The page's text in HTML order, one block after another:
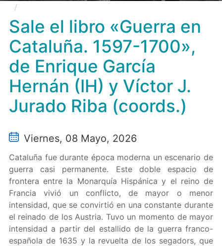
Enrique García Hernán (IH) y Víctor J. Jurado Riba
(coords.)
Sale el libro «Guerra en
Cataluña. 1597-1700»,
de Enrique García
Hernán (IH) y Víctor J.
Jurado Riba (coords.)
Viernes, 08 Mayo, 2026
Cataluña fue durante época moderna un escenario de
guerra casi permanente. Este doble espacio de
frontera entre la Monarquía Hispánica y el reino de
Francia vivió un conflicto, de mayor o menor
intensidad, que se convirtió en una constante durante
el reinado de los Austria. Tuvo un momento de mayor
intensidad a partir del estallido de la guerra franco-
española de 1635 y la revuelta de los segadors, que